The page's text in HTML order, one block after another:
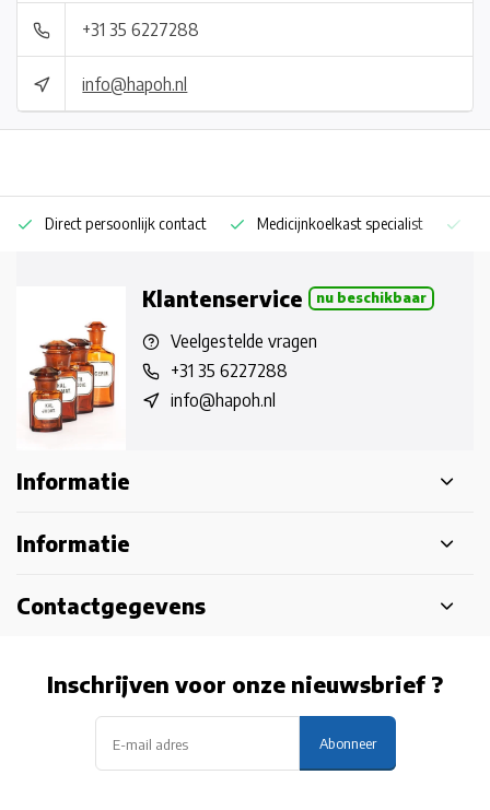
+31 35 6227288
info@hapoh.nl
Direct persoonlijk contact Medicijnkoelkast specialist
Klantenservice nu beschikbaar
Veelgestelde vragen
+31 35 6227288
info@hapoh.nl
Informatie
Informatie
Contactgegevens
Inschrijven voor onze nieuwsbrief ?
Abonneer